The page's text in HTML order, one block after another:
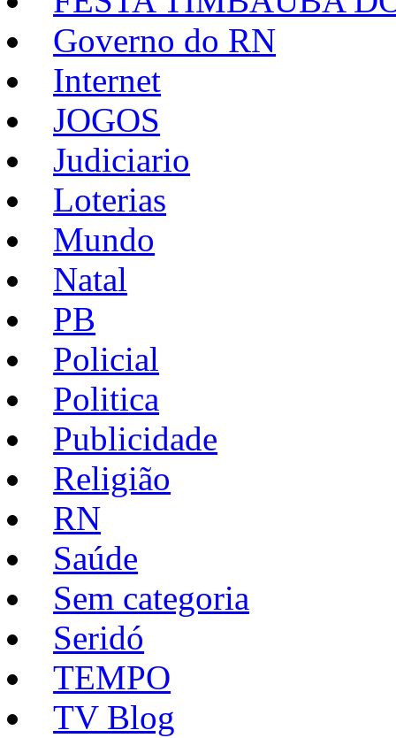
Governo do RN
Internet
JOGOS
Judiciario
Loterias
Mundo
Natal
PB
Policial
Politica
Publicidade
Religião
RN
Saúde
Sem categoria
Seridó
TEMPO
TV Blog